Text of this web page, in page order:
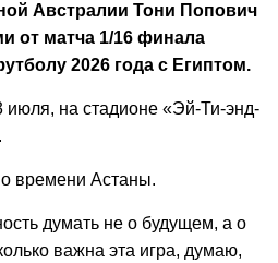
Австралии Тони Попович
от матча 1/16 финала
2026 года с Египтом.
июля, на стадионе «Эй-Ти-энд-
времени Астаны.
думать не о будущем, а о
важна эта игра, думаю,